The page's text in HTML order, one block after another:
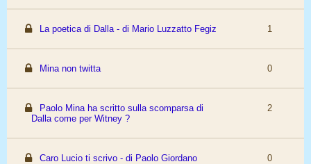
La poetica di Dalla - di Mario Luzzatto Fegiz 1
Mina non twitta 0
Paolo Mina ha scritto sulla scomparsa di
Dalla come per Witney ?
2
Caro Lucio ti scrivo - di Paolo Giordano 0